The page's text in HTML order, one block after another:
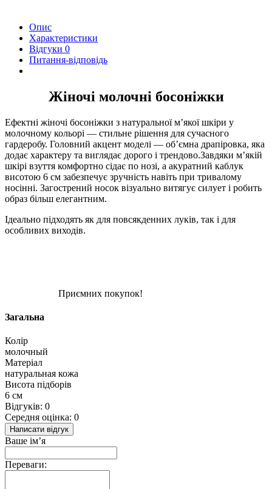
Опис
Характеристики
Відгуки 0
Питання-відповідь
Жіночі молочні босоніжки
Ефектні жіночі босоніжки з натуральної м’якої шкіри у
молочному кольорі — стильне рішення для сучасного
гардеробу. Головний акцент моделі — об’ємна драпіровка, яка
додає характеру та виглядає дорого і трендово.Завдяки м’якій
шкірі взуття комфортно сідає по нозі, а акуратний каблук
висотою 6 см забезпечує зручність навіть при тривалому
носінні. Загострений носок візуально витягує силует і робить
образ більш елегантним.
Ідеально підходять як для повсякденних луків, так і для
особливих виходів.
Приємних покупок!
Загальна
Колір
молочный
Матеріал
натуральная кожа
Висота підборів
6 см
Відгуків: 0
Середня оцінка: 0
Написати відгук
Ваше ім’я
Переваги: